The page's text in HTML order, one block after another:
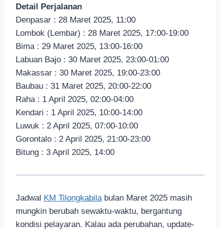
Detail Perjalanan
Denpasar : 28 Maret 2025, 11:00
Lombok (Lembar) : 28 Maret 2025, 17:00-19:00
Bima : 29 Maret 2025, 13:00-16:00
Labuan Bajo : 30 Maret 2025, 23:00-01:00
Makassar : 30 Maret 2025, 19:00-23:00
Baubau : 31 Maret 2025, 20:00-22:00
Raha : 1 April 2025, 02:00-04:00
Kendari : 1 April 2025, 10:00-14:00
Luwuk : 2 April 2025, 07:00-10:00
Gorontalo : 2 April 2025, 21:00-23:00
Bitung : 3 April 2025, 14:00
Jadwal KM Tilongkabilabulan Maret 2025 masih
mungkin berubah sewaktu-waktu, bergantung
kondisi pelayaran. Kalau ada perubahan, update-